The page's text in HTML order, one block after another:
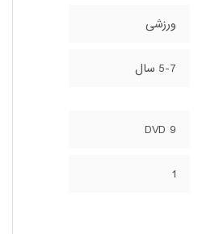
ورزشی
5-7 سال
DVD 9
1